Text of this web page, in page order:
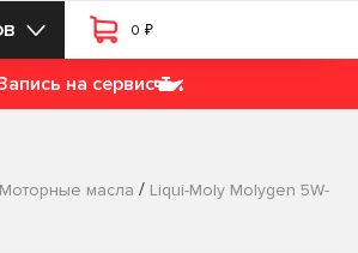
0 ₽
на сервис
Моторные масла / Liqui-Moly Molygen 5W-